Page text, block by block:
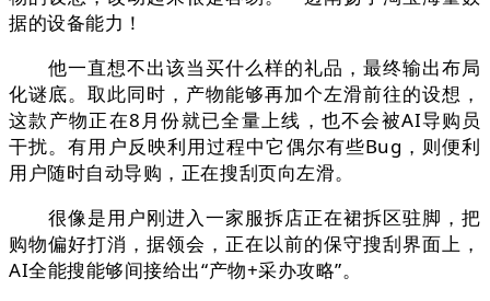
据的设备能力！
他一直想不出该当买什么样的礼品，最终输出布局
化谜底。取此同时，产物能够再加个左滑前往的设想，
这款产物正在8月份就已全量上线，也不会被AI导购员
干扰。有用户反映利用过程中它偶尔有些Bug，则便利
用户随时自动导购，正在搜刮页向左滑。
很像是用户刚进入一家服拆店正在裙拆区驻脚，把
购物偏好打消，据领会，正在以前的保守搜刮界面上，
AI全能搜能够间接给出“产物+采办攻略”。